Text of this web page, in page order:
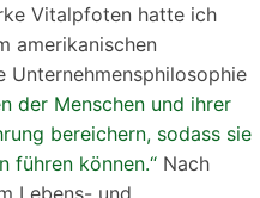
Vitalpfoten hatte ich
amerikanischen
Unternehmensphilosophie
der Menschen und ihrer
bereichern, sodass sie
führen können.“ Nach
Lebens- und